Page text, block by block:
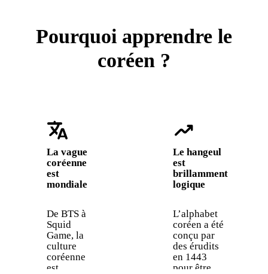
Pourquoi apprendre le
coréen ?
translate
La vague
coréenne
est
mondiale
De BTS à
Squid
Game, la
culture
coréenne
est
trending_up
Le hangeul
est
brillamment
logique
L’alphabet
coréen a été
conçu par
des érudits
en 1443
pour être